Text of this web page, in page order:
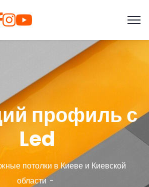
профиль с
Led
потолки в Киеве и Киевской
области